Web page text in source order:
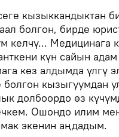
кызыккандыктан
болгон, бирде
келчү... Медицинага
күн сайын адам
көз алдымда үлгү
болгон кызыгуумдан
долбоордо өз
Ошондо илим
экенин аңдадым.